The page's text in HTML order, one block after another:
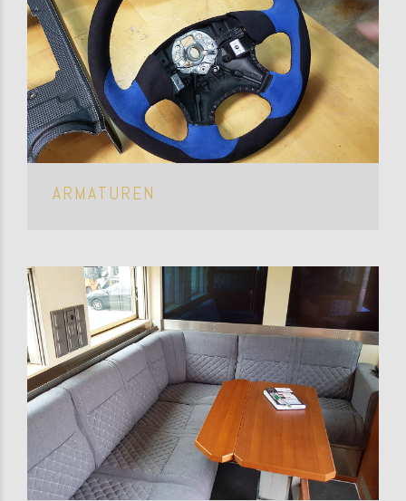
ARMATUREN